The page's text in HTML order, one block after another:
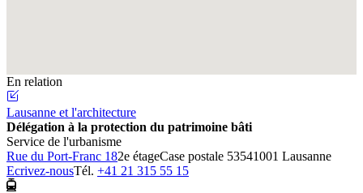
En relation
Lausanne et l'architecture
Délégation à la protection du patrimoine bâti
Service de l'urbanisme
Rue du Port-Franc 182e étageCase postale 53541001 Lausanne
Ecrivez-nousTél. +41 21 315 55 15